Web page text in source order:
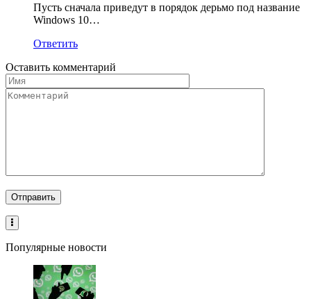
Пусть сначала приведут в порядок дерьмо под название
Windows 10…
Ответить
Оставить комментарий
Популярные новости